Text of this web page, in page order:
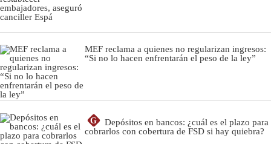
MEF reclama a quienes no regularizan ingresos:
“Si no lo hacen enfrentarán el peso de la ley”
G
Depósitos en bancos: ¿cuál es el plazo para
cobrarlos con cobertura de FSD si hay quiebra?